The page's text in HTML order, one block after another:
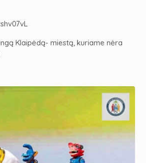
Klaipėdą- miestą, kuriame nėra